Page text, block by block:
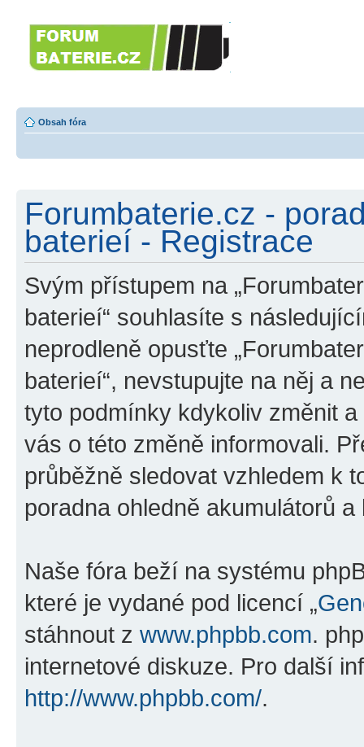
Obsah fóra
Forumbaterie.cz -
baterieí - Registrace
Svým přístupem na
baterieí“ souhlasíte s
neprodleně opusťte
baterieí“, nevstupujte na něj a
tyto podmínky kdykoliv změnit
vás o této změně informovali.
průběžně sledovat vzhledem k
poradna ohledně akumulátorů
Naše fóra beží na systému
které je vydané pod licencí „
stáhnout z www.phpbb.com.
internetové diskuze. Pro další
http://www.phpbb.com/.